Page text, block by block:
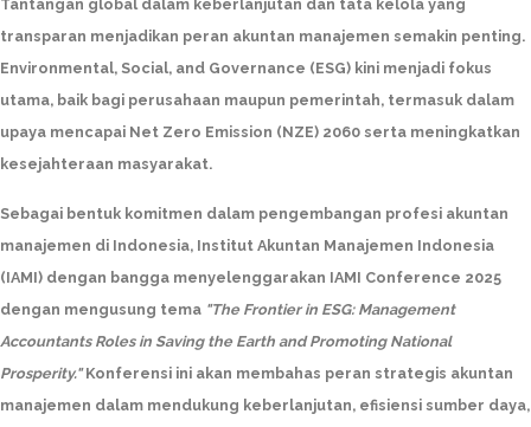
Tantangan global dalam keberlanjutan dan tata kelola yang
transparan menjadikan peran akuntan manajemen semakin penting.
Environmental, Social, and Governance (ESG) kini menjadi fokus
utama, baik bagi perusahaan maupun pemerintah, termasuk dalam
upaya mencapai Net Zero Emission (NZE) 2060 serta meningkatkan
kesejahteraan masyarakat.
Sebagai bentuk komitmen dalam pengembangan profesi akuntan
manajemen di Indonesia, Institut Akuntan Manajemen Indonesia
(IAMI) dengan bangga menyelenggarakan IAMI Conference 2025
dengan mengusung tema "The Frontier in ESG: Management
Accountants Roles in Saving the Earth and Promoting National
Prosperity."Konferensi ini akan membahas peran strategis akuntan
manajemen dalam mendukung keberlanjutan, efisiensi sumber daya,